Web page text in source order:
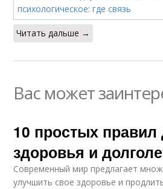
Читать дальше →
Вас может
10 простых правил
здоровья и
Современный мир предлагает
улучшить свое здоровье и